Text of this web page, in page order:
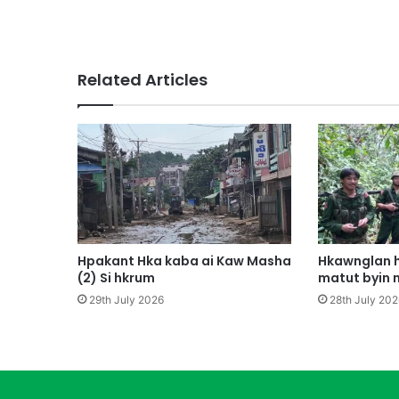
t
a
M
u
n
g
S
h
a
w
a
M
Related Articles
Hpakant Hka kaba ai Kaw Masha
(2) Si hkrum
29th July 2026
Hkawnglan
matut byin
28th July